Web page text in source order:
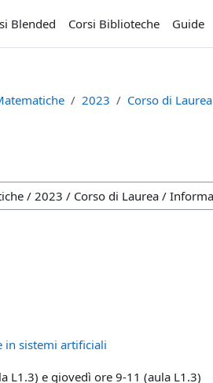
Blended Corsi Biblioteche Guide
2023 Corso di Laurea
in sistemi artificiali
L1.3) e giovedì ore 9-11 (aula L1.3)